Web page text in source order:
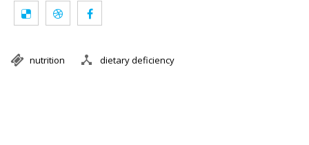
nutrition dietary deficiency